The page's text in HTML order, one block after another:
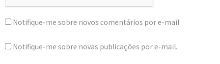
Notifique-me sobre novos comentários por e-mail.
Notifique-me sobre novas publicações por e-mail.